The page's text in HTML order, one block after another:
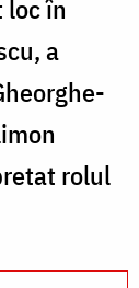
în
a
rolul